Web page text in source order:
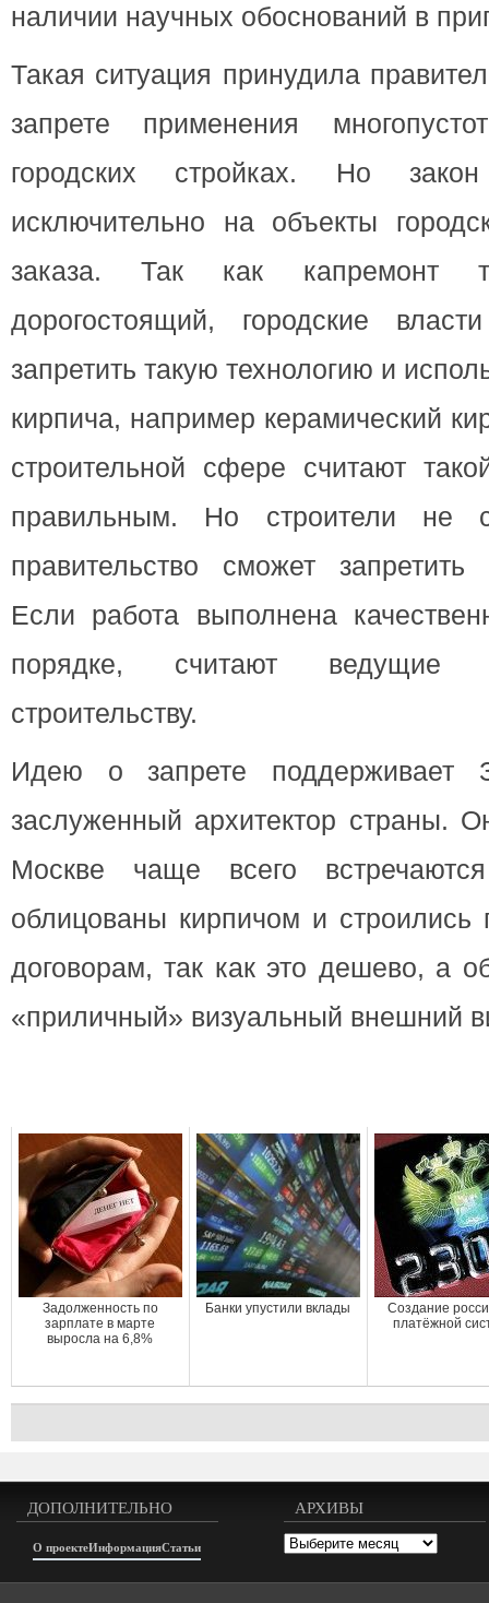
наличии научных обоснований в
Такая ситуация принудила
запрете применения
городских стройках. Но закон
исключительно на объекты
заказа. Так как капремонт
дорогостоящий, городские
запретить такую технологию и
кирпича, например керамический
строительной сфере считают
правильным. Но строители не
правительство сможет
Если работа выполнена
порядке, считают ведущие
строительству.
Идею о запрете поддерживает
заслуженный архитектор страны.
Москве чаще всего
облицованы кирпичом и строились
договорам, так как это дешево, а
«приличный» визуальный внешний
Задолженность по
зарплате в марте
выросла на 6,8%
Банки упустили вклады
Создание
платёжной
ДОПОЛНИТЕЛЬНО
О проектеИнформацияСтатьи
АРХИВЫ
Архивы